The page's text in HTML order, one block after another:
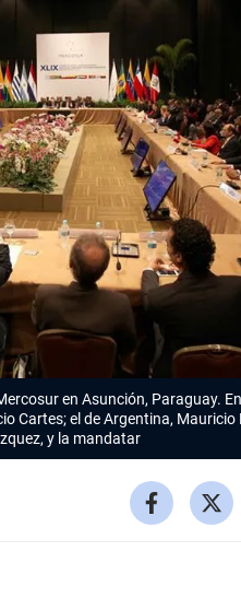
en Asunción, Paraguay.
Cartes; el de Argentina, Mauricio
y la mandatar